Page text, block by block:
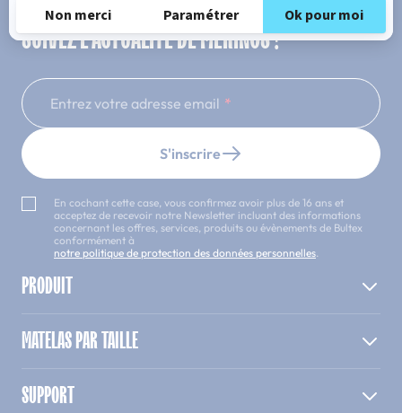
SUIVEZ L'ACTUALITÉ DE MERINOS !
Entrez votre adresse email
S'inscrire
En cochant cette case, vous confirmez avoir plus de 16 ans et
acceptez de recevoir notre Newsletter incluant des informations
concernant les offres, services, produits ou évènements de Bultex
conformément à
notre politique de protection des données personnelles.
PRODUIT
MATELAS PAR TAILLE
SUPPORT